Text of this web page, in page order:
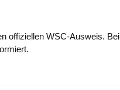
offiziellen WSC-Ausweis. Bei